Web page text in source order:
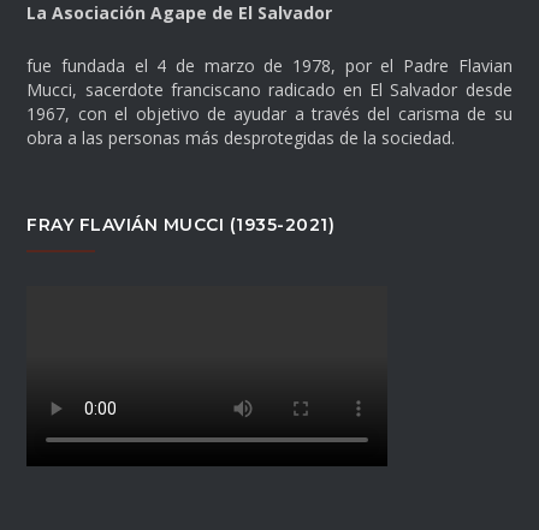
La Asociación Agape de El Salvador
fue fundada el 4 de marzo de 1978, por el Padre Flavian
Mucci, sacerdote franciscano radicado en El Salvador desde
1967, con el objetivo de ayudar a través del carisma de su
obra a las personas más desprotegidas de la sociedad.
FRAY FLAVIÁN MUCCI (1935-2021)